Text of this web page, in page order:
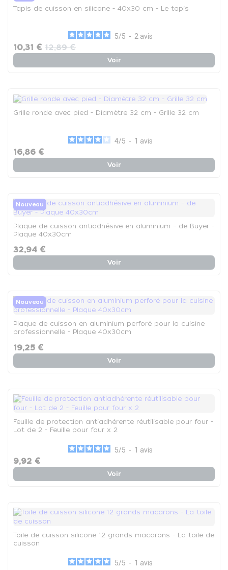
Tapis de cuisson en silicone - 40x30 cm - Le tapis
5/5 - 2 avis
10,31 € 12,89 €
Voir
Grille ronde avec pied - Diamètre 32 cm - Grille 32 cm
4/5 - 1 avis
16,86 €
Voir
Nouveau
Plaque de cuisson antiadhésive en aluminium – de Buyer -
Plaque 40x30cm
32,94 €
Voir
Nouveau
Plaque de cuisson en aluminium perforé pour la cuisine
professionnelle - Plaque 40x30cm
19,25 €
Voir
Feuille de protection antiadhérente réutilisable pour four -
Lot de 2 - Feuille pour four x 2
5/5 - 1 avis
9,92 €
Voir
Toile de cuisson silicone 12 grands macarons - La toile de
cuisson
5/5 - 1 avis